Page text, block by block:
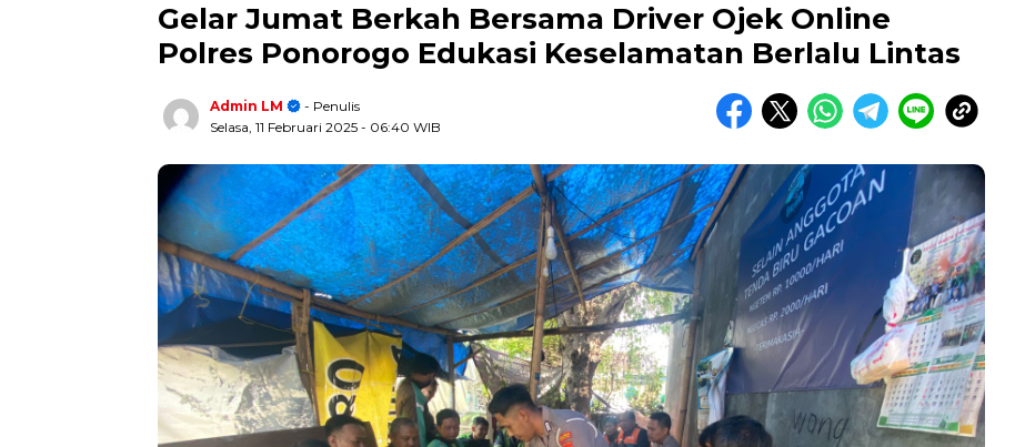
Gelar Jumat Berkah Bersama Driver Ojek Online
Polres Ponorogo Edukasi Keselamatan Berlalu Lintas
Admin LM
- Penulis
Selasa, 11 Februari 2025 - 06:40 WIB